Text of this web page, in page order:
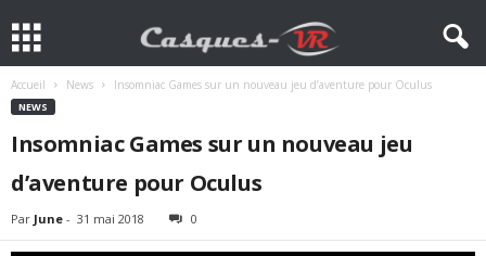
Accueil News Insomniac Games sur un nouveau jeu d’aventure pour Oculus
NEWS
Insomniac Games sur un nouveau jeu
d’aventure pour Oculus
Par June - 31 mai 2018 0